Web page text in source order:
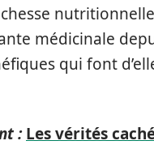
médicinale
qui font
: Les vérités